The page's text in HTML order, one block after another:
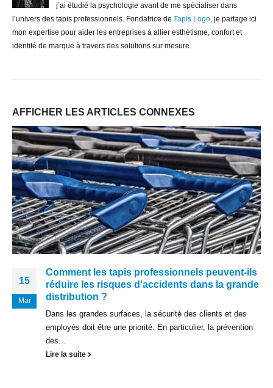
j’ai étudié la psychologie avant de me spécialiser dans
l’univers des tapis professionnels. Fondatrice de Tapis Logo , je partage ici
mon expertise pour aider les entreprises à allier esthétisme, confort et
identité de marque à travers des solutions sur mesure.
AFFICHER LES ARTICLES CONNEXES
15
Mar
Comment les tapis professionnels peuvent-ils
réduire les risques d’accidents dans la grande
distribution ?
Dans les grandes surfaces, la sécurité des clients et des
employés doit être une priorité. En particulier, la prévention
des...
Lire la suite